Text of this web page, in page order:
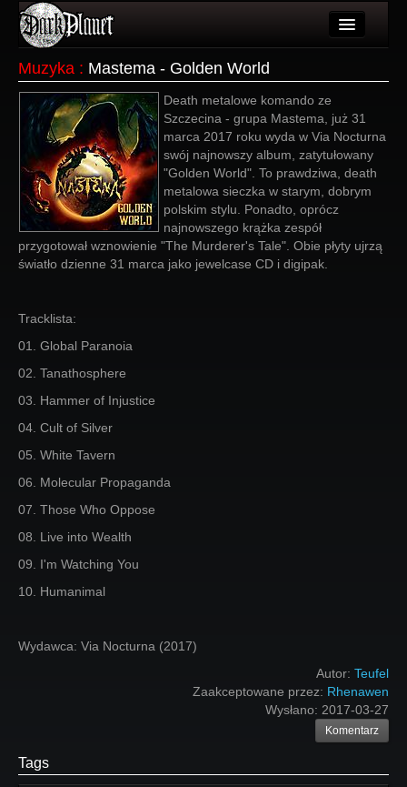
Użytkownicy
Wydarzenia
Galeria
Forum
Więcej
Login
Muzyka : Mastema - Golden World
Death metalowe komando ze
Szczecina - grupa Mastema, już 31
marca 2017 roku wyda w Via Nocturna
swój najnowszy album, zatytułowany
"Golden World". To prawdziwa, death
metalowa sieczka w starym, dobrym
polskim stylu. Ponadto, oprócz
najnowszego krążka zespół
przygotował wznowienie "The Murderer's Tale". Obie płyty ujrzą
światło dzienne 31 marca jako jewelcase CD i digipak.
Tracklista:
01. Global Paranoia
02. Tanathosphere
03. Hammer of Injustice
04. Cult of Silver
05. White Tavern
06. Molecular Propaganda
07. Those Who Oppose
08. Live into Wealth
09. I'm Watching You
10. Humanimal
Wydawca: Via Nocturna (2017)
Autor: Teufel
Zaakceptowane przez: Rhenawen
Wysłano: 2017-03-27
Komentarz
Tags